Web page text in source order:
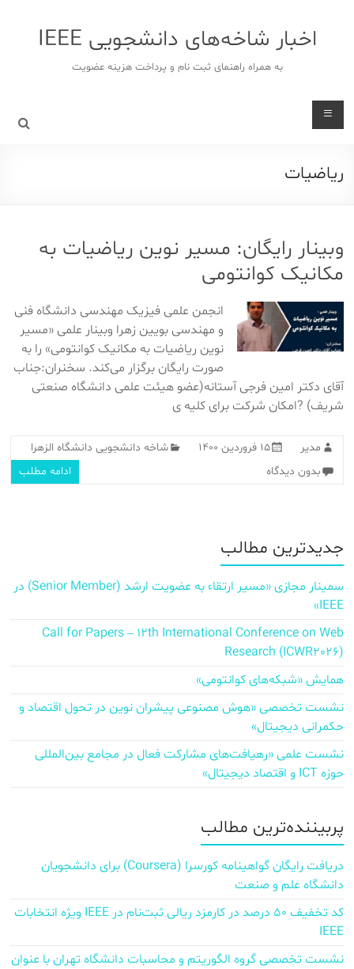
اخبار شاخه‌های دانشجویی IEEE
به همراه راهنمای ثبت نام و پرداخت هزینه عضویت
ریاضیات
وبینار رایگان: مسیر نوین ریاضیات به
مکانیک کوانتومی
انجمن علمی فیزیک مهندسی دانشگاه فنی
و مهندسی بویین زهرا وبینار علمی «مسیر
نوین ریاضیات به مکانیک کوانتومی» را به
صورت رایگان برگزار می‌کند. سخنران:جناب
آقای دکتر امین فرجی آستانه(عضو هیئت علمی دانشگاه صنعتی
شریف) ?امکان شرکت برای کلیه ی
مدیر ۱۵ فروردین ۱۴۰۰
شاخه دانشجویی دانشگاه الزهرا
بدون دیدگاه
ادامه مطلب
جدیدترین مطالب
سمینار مجازی «مسیر ارتقاء به عضویت ارشد (Senior Member) در
IEEE»
Call for Papers – 12th International Conference on Web
Research (ICWR2026)
همایش «شبکه‌های کوانتومی»
نشست تخصصی «هوش مصنوعی پیشران نوین در تحول اقتصاد و
حکمرانی دیجیتال»
نشست علمی «رهیافت‌های مشارکت فعال در مجامع بین‌المللی
حوزه ICT و اقتصاد دیجیتال»
پربیننده‌ترین مطالب
دریافت رایگان گواهینامه کورسرا (Coursera) برای دانشجویان
دانشگاه علم و صنعت
کد تخفیف ۵۰ درصد در کارمزد ریالی ثبت‌نام در IEEE ویژه انتخابات
IEEE
نشست تخصصی گروه الگوریتم و محاسبات دانشگاه تهران با عنوان